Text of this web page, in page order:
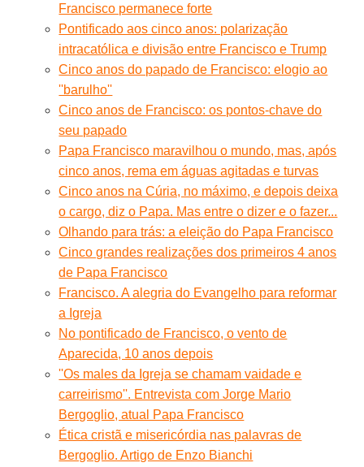
Francisco permanece forte
Pontificado aos cinco anos: polarização
intracatólica e divisão entre Francisco e Trump
Cinco anos do papado de Francisco: elogio ao
''barulho''
Cinco anos de Francisco: os pontos-chave do
seu papado
Papa Francisco maravilhou o mundo, mas, após
cinco anos, rema em águas agitadas e turvas
Cinco anos na Cúria, no máximo, e depois deixa
o cargo, diz o Papa. Mas entre o dizer e o fazer...
Olhando para trás: a eleição do Papa Francisco
Cinco grandes realizações dos primeiros 4 anos
de Papa Francisco
Francisco. A alegria do Evangelho para reformar
a Igreja
No pontificado de Francisco, o vento de
Aparecida, 10 anos depois
''Os males da Igreja se chamam vaidade e
carreirismo''. Entrevista com Jorge Mario
Bergoglio, atual Papa Francisco
Ética cristã e misericórdia nas palavras de
Bergoglio. Artigo de Enzo Bianchi